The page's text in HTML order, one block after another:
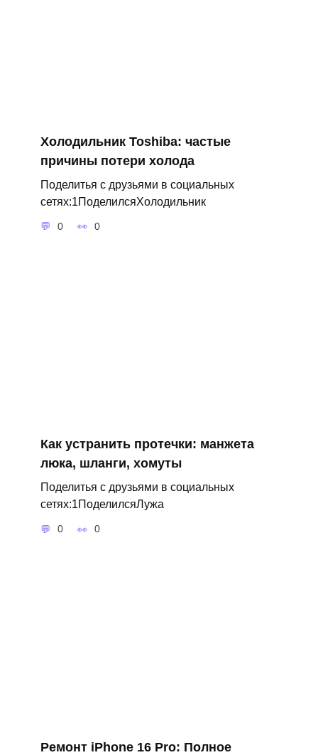
Холодильник Toshiba: частые
причины потери холода
Поделитья с друзьями в социальных
сетях:1ПоделилсяХолодильник
0 0
Как устранить протечки: манжета
люка, шланги, хомуты
Поделитья с друзьями в социальных
сетях:1ПоделилсяЛужа
0 0
Ремонт iPhone 16 Pro: Полное